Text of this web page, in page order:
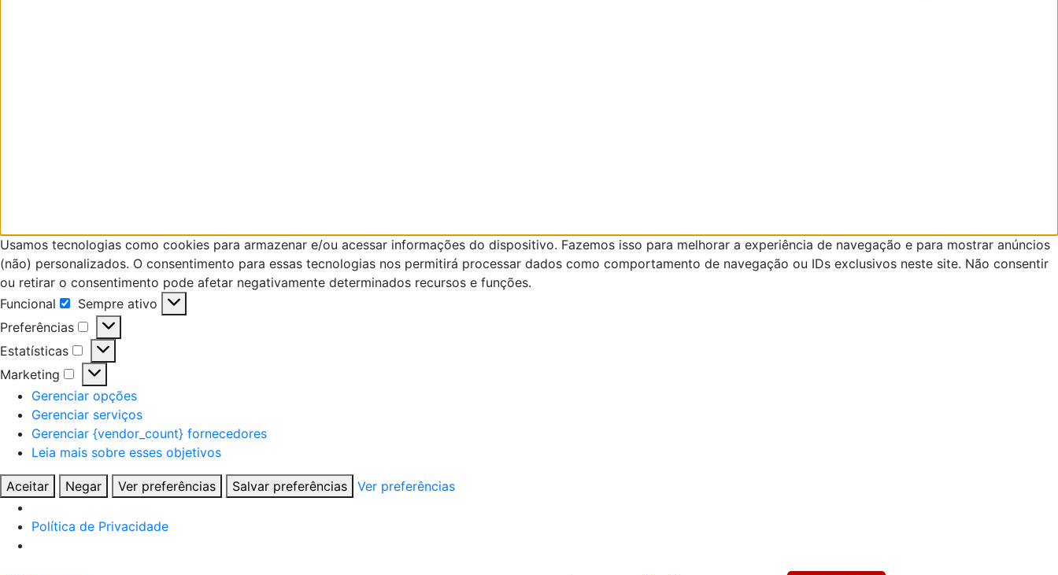
Usamos tecnologias como cookies para armazenar e/ou acessar informações do dispositivo. Fazemos isso para melhorar a experiência de navegação e para mostrar anúncios
(não) personalizados. O consentimento para essas tecnologias nos permitirá processar dados como comportamento de navegação ou IDs exclusivos neste site. Não consentir
ou retirar o consentimento pode afetar negativamente determinados recursos e funções.
Funcional
Sempre ativo
Preferências
Estatísticas
Marketing
Gerenciar opções
Gerenciar serviços
Gerenciar {vendor_count} fornecedores
Leia mais sobre esses objetivos
Aceitar Negar Ver preferências Salvar preferências Ver preferências
Política de Privacidade